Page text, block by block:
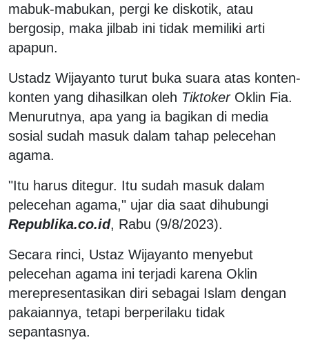
mabuk-mabukan, pergi ke diskotik, atau
bergosip, maka jilbab ini tidak memiliki arti
apapun.
Ustadz Wijayanto turut buka suara atas konten-
konten yang dihasilkan oleh TiktokerOklin Fia.
Menurutnya, apa yang ia bagikan di media
sosial sudah masuk dalam tahap pelecehan
agama.
"Itu harus ditegur. Itu sudah masuk dalam
pelecehan agama," ujar dia saat dihubungi
Republika.co.id, Rabu (9/8/2023).
Secara rinci, Ustaz Wijayanto menyebut
pelecehan agama ini terjadi karena Oklin
merepresentasikan diri sebagai Islam dengan
pakaiannya, tetapi berperilaku tidak
sepantasnya.